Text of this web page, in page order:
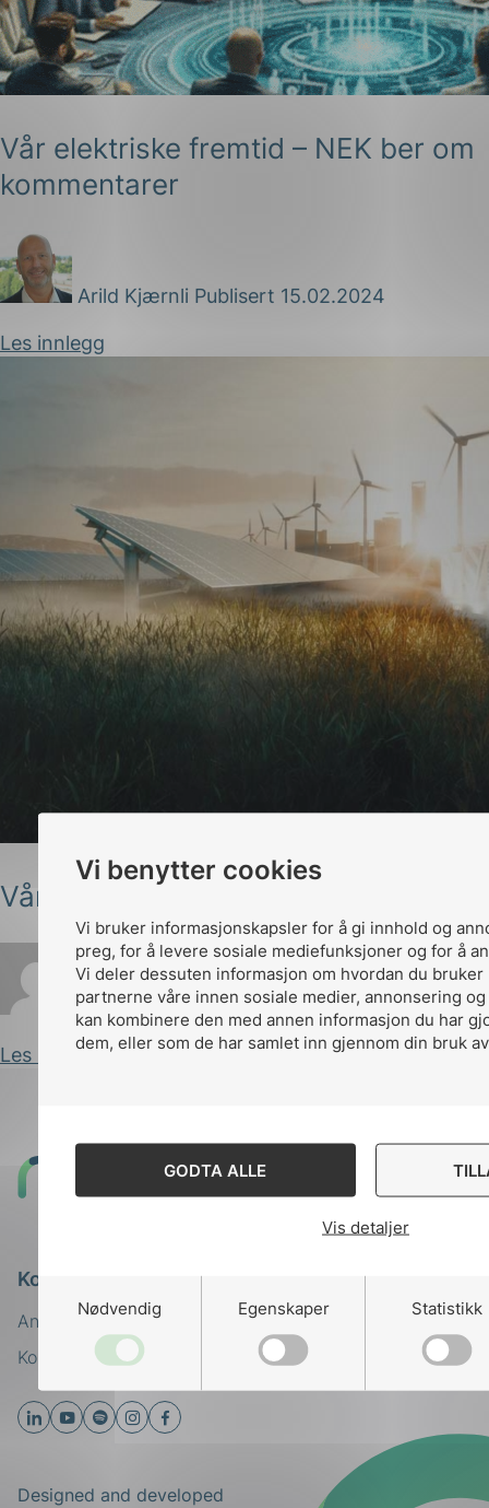
Vi benytter cookies
Vi bruker informasjonskapsler for å gi innhold og
preg, for å levere sosiale mediefunksjoner og for å
Vi deler dessuten informasjon om hvordan du
partnerne våre innen sosiale medier, annonsering
kan kombinere den med annen informasjon du har
dem, eller som de har samlet inn gjennom din bruk
GODTA ALLE
Vis detaljer
Nødvendig Egenskaper Statistikk
Vår elektriske fremtid – NEK ber om
kommentarer
Arild Kjærnli Publisert 15.02.2024
Les innlegg
Vår elektriske fremtid
Marianne Krosby Publisert 28.11.2022
Les innlegg
Kontakt oss
Ansatte
nek@nek.no
Kontakt
Bruk av Cookies
Designed and developed
toppen